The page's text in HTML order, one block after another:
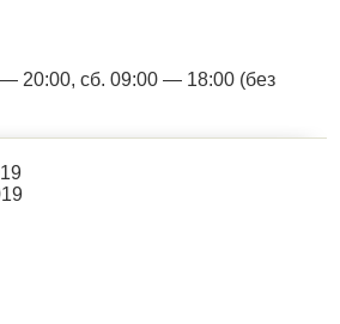
— 20:00, сб. 09:00 — 18:00 (без